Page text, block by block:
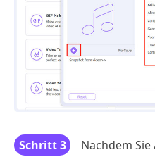
Schritt 3
Nachdem